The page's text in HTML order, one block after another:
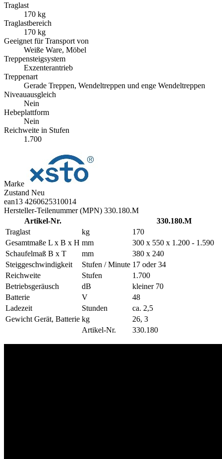
Traglast
170 kg
Traglastbereich
170 kg
Geeignet für Transport von
Weiße Ware, Möbel
Treppensteigsystem
Exzenterantrieb
Treppenart
Gerade Treppen, Wendeltreppen und enge Wendeltreppen
Niveauausgleich
Nein
Hebeplattform
Nein
Reichweite in Stufen
1.700
Marke
Zustand Neu
ean13 4260625310014
Hersteller-Teilenummer (MPN) 330.180.M
Artikel-Nr.
330.180.M
Traglast
kg
170
Gesamtmaße L x B x H mm
300 x 550 x 1.200 - 1.590
Schaufelmaß B x T
mm
380 x 240
Steiggeschwindigkeit
Stufen / Minute 17 oder 34
Reichweite
Stufen
1.700
Betriebsgeräusch
dB
kleiner 70
Batterie
V
48
Ladezeit
Stunden
ca. 2,5
Gewicht Gerät, Batterie kg
26, 3
Artikel-Nr.
330.180